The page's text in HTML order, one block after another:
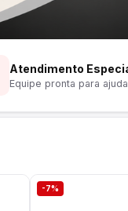
Atendimento
Equipe pronta para
-7%